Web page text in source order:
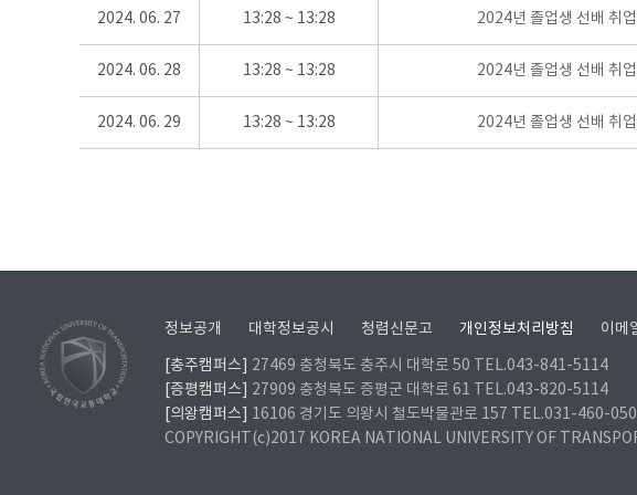
2024. 06. 27 13:28 ~ 13:28 2024년 졸업생 선배 취
2024. 06. 28 13:28 ~ 13:28 2024년 졸업생 선배 취
2024. 06. 29 13:28 ~ 13:28 2024년 졸업생 선배 취
정보공개 대학정보공시 청렴신문고 개인정보처리방침 이메
[충주캠퍼스]
27469 충청북도 충주시 대학로 50 TEL.043-841-5114
[증평캠퍼스]
27909 충청북도 증평군 대학로 61 TEL.043-820-5114
[의왕캠퍼스]
16106 경기도 의왕시 철도박물관로 157 TEL.031-460-
COPYRIGHT(c)2017 KOREA NATIONAL UNIVERSITY OF